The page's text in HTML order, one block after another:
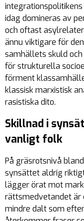
idag domineras av
och oftast
ännu viktigare för
samhällets skuld
för strukturella
förment
klassisk marxistisk
rasistiska dito.
Skillnad i
vanligt folk
På gräsrotsnivå
synsättet aldrig
lägger örat mot
rättsmedvetandet är
mindre dalt som